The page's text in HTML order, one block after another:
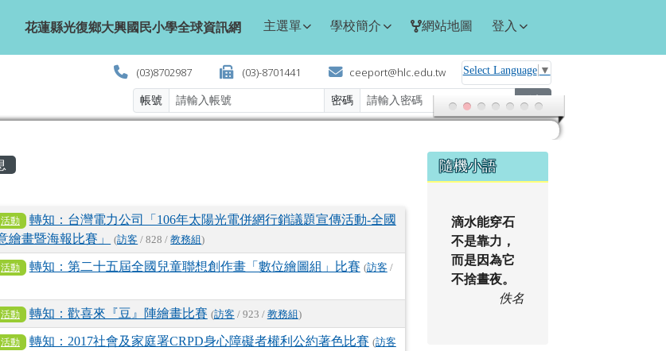
球資訊網
花蓮縣光復鄉大興國民小學全球資訊網 主選單 學校簡介 網站地圖 登入
(03)8702987 (03)-8701441 ceeport@hlc.edu.tw Select Language ▼
帳號 密碼 登入
域
活動
轉知：台灣電力公司「106年太陽光電併網行銷議題宣傳活動-全國
繪畫暨海報比賽」
(訪客 / 828 /教務組)
活動 轉知：第二十五屆全國兒童聯想創作畫「數位繪圖組」比賽 (訪客 /
活動 轉知：歡喜來『豆』陣繪畫比賽 (訪客 / 923 / 教務組)
活動 轉知：2017社會及家庭署CRPD身心障礙者權利公約著色比賽 (訪客
右邊區域內容
隨機小語
滴水能穿石
不是靠力，
而是因為它
不捨晝夜。
佚名